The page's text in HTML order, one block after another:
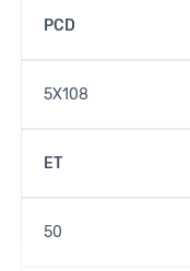
PCD
5X108
ET
50